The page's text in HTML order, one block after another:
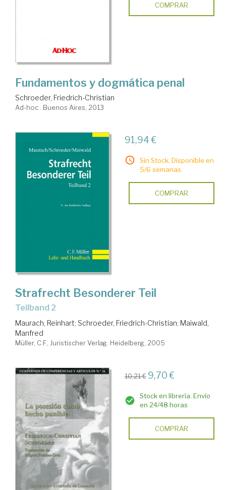
COMPRAR
Fundamentos y dogmática penal
Schroeder, Friedrich-Christian
Ad-hoc . Buenos Aires, 2013
91,94 €
Sin Stock. Disponible en
5/6 semanas.
COMPRAR
Strafrecht Besonderer Teil
Teilband 2
Maurach, Reinhart; Schroeder, Friedrich-Christian; Maiwald,
Manfred
Müller, C.F., Juristischer Verlag. Heidelberg, 2005
10,21 € 9,70 €
Stock en librería. Envío
en 24/48 horas
COMPRAR